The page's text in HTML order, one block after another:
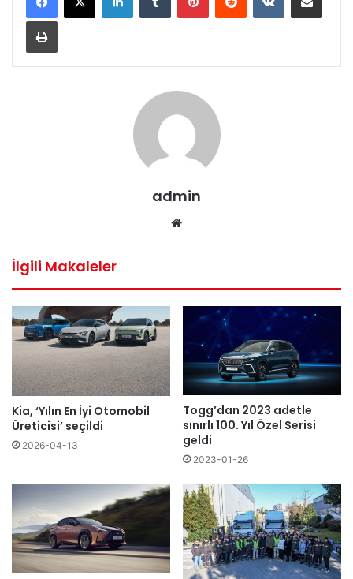
Yazdır
admin
İlgili Makaleler
Kia, ‘Yılın En İyi Otomobil
Üreticisi’ seçildi
2026-04-13
Togg’dan 2023 adetle
sınırlı 100. Yıl Özel Serisi
geldi
2023-01-26